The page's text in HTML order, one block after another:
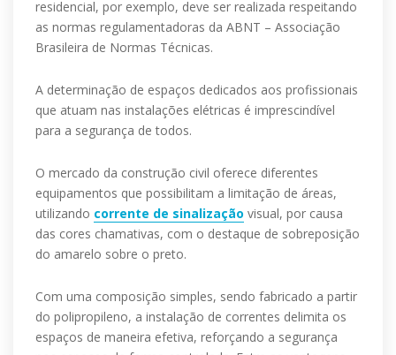
residencial, por exemplo, deve ser realizada respeitando
as normas regulamentadoras da ABNT – Associação
Brasileira de Normas Técnicas.
A determinação de espaços dedicados aos profissionais
que atuam nas instalações elétricas é imprescindível
para a segurança de todos.
O mercado da construção civil oferece diferentes
equipamentos que possibilitam a limitação de áreas,
utilizando corrente de sinalização visual, por causa
das cores chamativas, com o destaque de sobreposição
do amarelo sobre o preto.
Com uma composição simples, sendo fabricado a partir
do polipropileno, a instalação de correntes delimita os
espaços de maneira efetiva, reforçando a segurança